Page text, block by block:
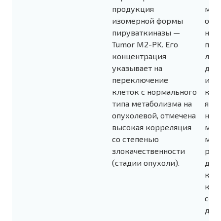
продукция
изомерной формы
пируваткиназы —
Tumor M2-PK. Его
концентрация
указывает на
переключение
клеток с нормального
типа метаболизма на
опухолевой, отмечена
высокая корреляция
со степенью
злокачественности
(стадии опухоли).
для